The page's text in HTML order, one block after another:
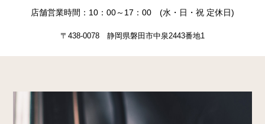
店舗営業時間：10：00～17：00 (水・日・祝 定休日)
〒438-0078 静岡県磐田市中泉2443番地1